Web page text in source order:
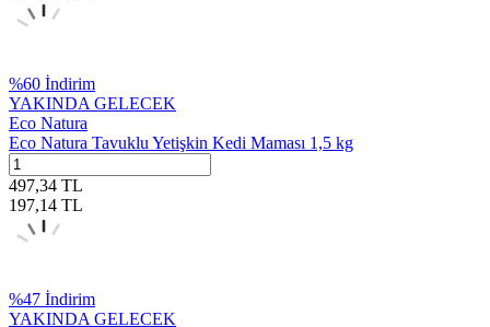
%60 İndirim
YAKINDA GELECEK
Eco Natura
Eco Natura Tavuklu Yetişkin Kedi Maması 1,5 kg
497,34 TL
197,14 TL
%47 İndirim
YAKINDA GELECEK